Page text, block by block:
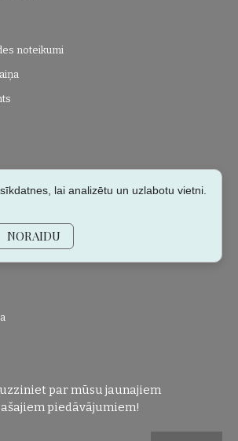
noteikumi
par mūsu jaunajiem
piedāvājumiem!
lai analizētu un uzlabotu vietni.
NORAIDU